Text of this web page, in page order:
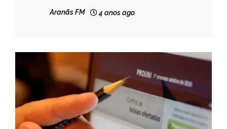
Aranãs FM 4 anos ago